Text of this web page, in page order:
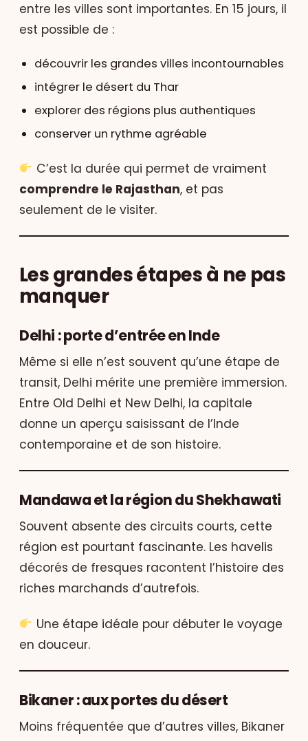
entre les villes sont importantes. En 15 jours, il
est possible de :
découvrir les grandes villes incontournables
intégrer le désert du Thar
explorer des régions plus authentiques
conserver un rythme agréable
C’est la durée qui permet de vraiment
comprendre le Rajasthan, et pas
seulement de le visiter.
Les grandes étapes à ne pas
manquer
Delhi : porte d’entrée en Inde
Même si elle n’est souvent qu’une étape de
transit, Delhi mérite une première immersion.
Entre Old Delhi et New Delhi, la capitale
donne un aperçu saisissant de l’Inde
contemporaine et de son histoire.
Mandawa et la région du Shekhawati
Souvent absente des circuits courts, cette
région est pourtant fascinante. Les havelis
décorés de fresques racontent l’histoire des
riches marchands d’autrefois.
Une étape idéale pour débuter le voyage
en douceur.
Bikaner : aux portes du désert
Moins fréquentée que d’autres villes, Bikaner